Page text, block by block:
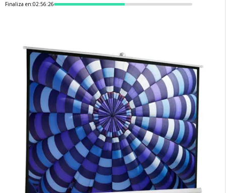
Finaliza en:02:56:26